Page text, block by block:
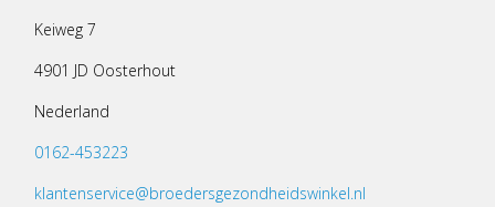
Keiweg 7
4901 JD Oosterhout
Nederland
0162-453223
klantenservice@broedersgezondheidswinkel.nl